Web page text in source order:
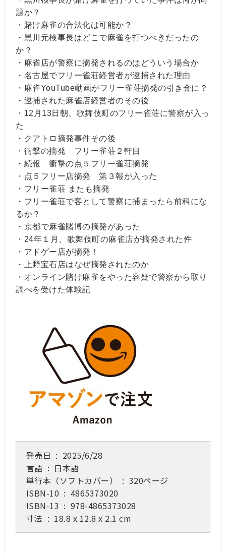
題か？
・賭け麻雀の合法化は可能か？
・黒川元検事長はどこで麻雀を打つべきだったの
か？
・麻雀店が警察に摘発されるのはどういう場合か
・名古屋でフリー雀荘経営者が逮捕された理由
・麻雀YouTube動画がフリー雀荘摘発の引き金に？
・逮捕された麻雀店経営者のその後
・12月13日朝、歌舞伎町のフリー雀荘に警察が入っ
た
・クアトロ摘発事件その後
・衝撃の摘発 フリー雀荘２軒目
・続報 衝撃の点５フリー雀荘摘発
・点５フリー店摘発 第３報が入った
・フリー雀荘 またも摘発
・フリー雀荘で客として警察に捕まったら前科にな
るか？
・京都で麻雀賭博の摘発があった
・24年１月、歌舞伎町の麻雀店が摘発された件
・アドゲー店が摘発！
・上野宝石店はなぜ摘発されたのか
・オンライン賭け麻雀をやった容疑で警察から取り
調べを受けた体験記
発売日 ‏ : ‎ 2025/6/28
言語 ‏ : ‎ 日本語
単行本（ソフトカバー） ‏ : ‎ 320ページ
ISBN-10 ‏ : ‎ 4865373020
ISBN-13 ‏ : ‎ 978-4865373028
寸法 ‏ : ‎ 18.8 x 12.8 x 2.1 cm